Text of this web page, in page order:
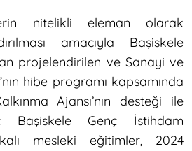
nitelikli eleman olarak
amacıyla Başiskele
projelendirilen ve Sanayi ve
hibe programı kapsamında
Ajansı’nın desteği ile
Başiskele Genç İstihdam
mesleki eğitimler, 2024